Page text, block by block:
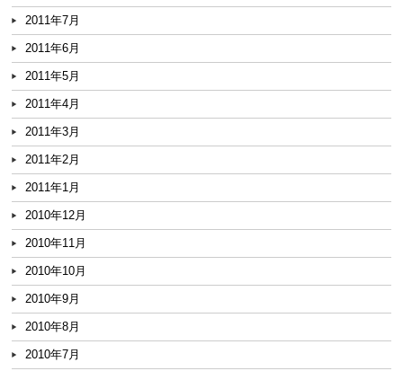
2011年7月
2011年6月
2011年5月
2011年4月
2011年3月
2011年2月
2011年1月
2010年12月
2010年11月
2010年10月
2010年9月
2010年8月
2010年7月